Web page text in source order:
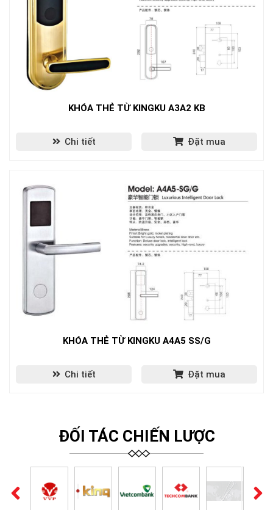
KHÓA THẺ TỪ KINGKU A3A2 KB
Chi tiết Đặt mua
KHÓA THẺ TỪ KINGKU A4A5 SS/G
Chi tiết Đặt mua
ĐỐI TÁC CHIẾN LƯỢC